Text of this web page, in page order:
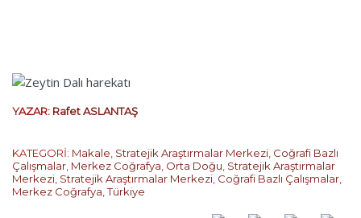
YAZAR: Rafet ASLANTAŞ
KATEGORİ: Makale, Stratejik Araştırmalar Merkezi, Coğrafi Bazlı
Çalışmalar, Merkez Coğrafya, Orta Doğu, Stratejik Araştırmalar
Merkezi, Stratejik Araştırmalar Merkezi, Coğrafi Bazlı Çalışmalar,
Merkez Coğrafya,Türkiye